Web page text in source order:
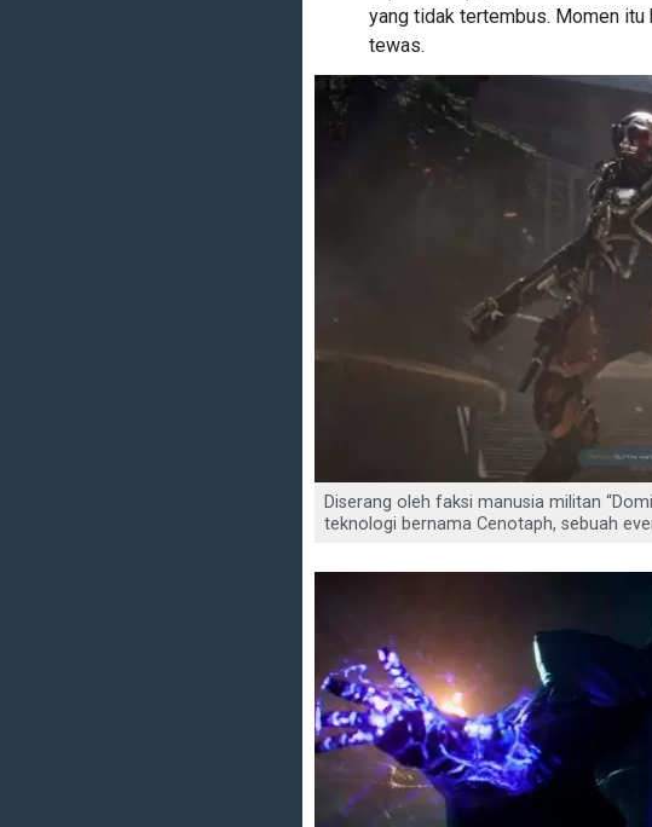
yang tidak tertembus. Momen
tewas.
Diserang oleh faksi manusia militan
teknologi bernama Cenotaph, sebuah